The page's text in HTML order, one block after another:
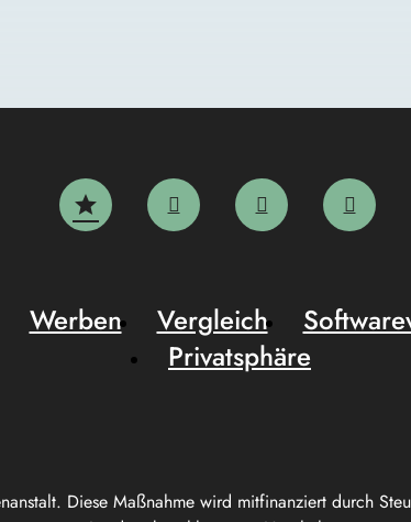
Diese Maßnahme wird mitfinanziert durch
Werben Vergleich
Privatsphäre